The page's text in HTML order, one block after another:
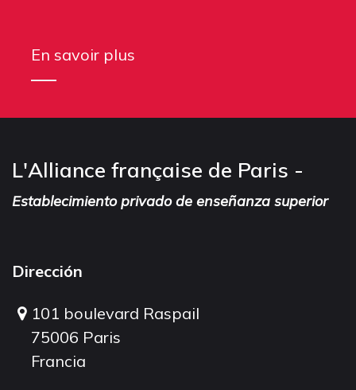
En savoir plus
L'Alliance française de Paris -
Establecimiento privado de enseñanza superior
Dirección
101 boulevard Raspail
75006 Paris
Francia